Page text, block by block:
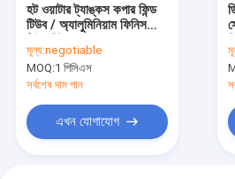
হট ওয়াটার ট্যাঙ্কস কপার ফিন্ড
টিউব / অ্যালুমিনিয়াম ফিনিস
মূল্য:negotiable
MOQ:1 পিসিএস
সর্বশেষ দাম পান
এখন যোগাযোগ